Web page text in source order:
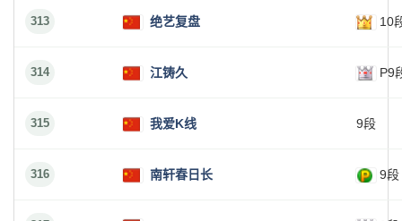
313 绝艺复盘 10
314 江铸久 P9
315 我爱K线 9段
316 南轩春日长 9段